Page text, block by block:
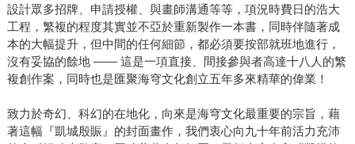
設計眾多招牌、申請授權、與畫師溝通等等，項況時費日的浩大
工程，繁複的程度其實並不亞於重新製作一本書，同時伴隨著成
本的大幅提升，但中間的任何細節，都必須要按部就班地進行，
沒有妥協的餘地 ―― 這是一項直接、間接參與者高達十八人的繁
複創作案，同時也是匯聚海穹文化創立五年多來精華的偉業！
致力於奇幻、科幻的在地化，向來是海穹文化最重要的宗旨，藉
著這幅『凱城殷賑』的封面畫作，我們衷心向九十年前活力充沛